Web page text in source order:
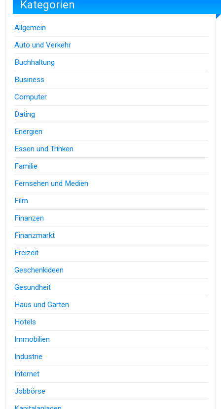
Kategorien
Allgemein
Auto und Verkehr
Buchhaltung
Business
Computer
Dating
Energien
Essen und Trinken
Familie
Fernsehen und Medien
Film
Finanzen
Finanzmarkt
Freizeit
Geschenkideen
Gesundheit
Haus und Garten
Hotels
Immobilien
Industrie
Internet
Jobbörse